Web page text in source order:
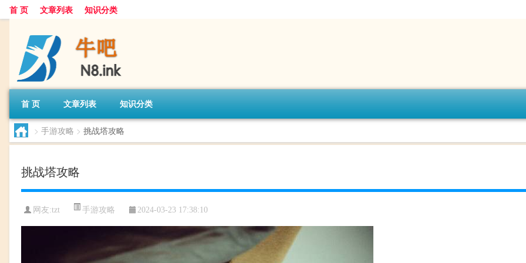
首 页 文章列表 知识分类
首 页 文章列表 知识分类
> 手游攻略 > 挑战塔攻略
挑战塔攻略
网友:tzt 手游攻略 2024-03-23 17:38:10